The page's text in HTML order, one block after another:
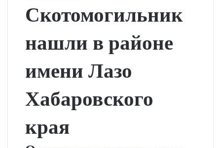
Скотомогильник
нашли в районе
имени Лазо
Хабаровского
края